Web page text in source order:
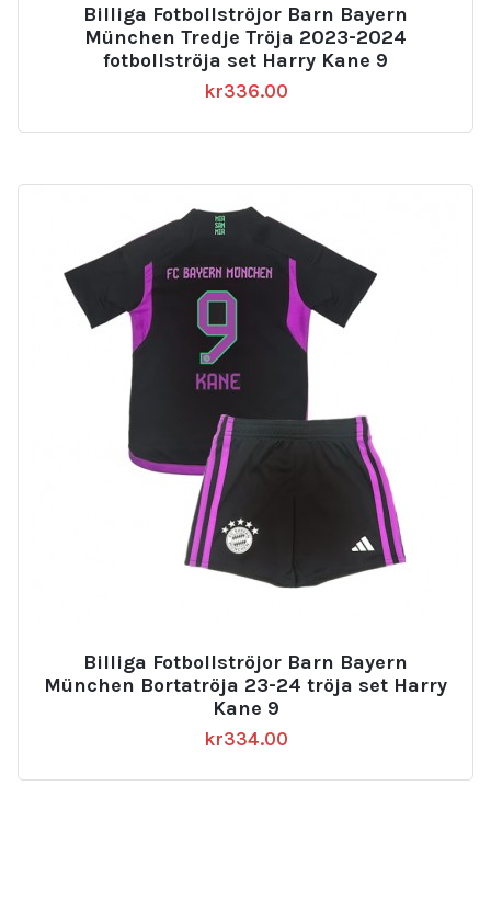
Billiga Fotbollströjor Barn Bayern
München Tredje Tröja 2023-2024
fotbollströja set Harry Kane 9
kr336.00
Billiga Fotbollströjor Barn Bayern
München Bortatröja 23-24 tröja set Harry
Kane 9
kr334.00